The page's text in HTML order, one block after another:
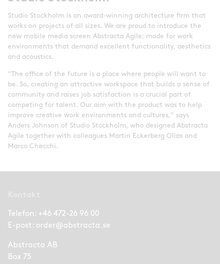
Studio Stockholm is an award-winning architecture firm that
works on projects of all sizes. We are proud to introduce the
new mobile media screen Abstracta Agile; made for work
environments that demand excellent functionality, aesthetics
and acoustics.
“The office of the future is a place where people will want to
be. So, creating an attractive workspace that builds a sense of
community and raises job satisfaction is a crucial part of
competing for talent. Our aim with the product was to help
improve creative work environments and cultures,” says
Anders Johnson of Studio Stockholm, who designed Abstracta
Agile together with colleagues Martin Eckerberg Ollas and
Marco Checchi.
Telefon: +46 472-26 96 00
E-post: order@abstracta.se
Abstracta AB
Box 75